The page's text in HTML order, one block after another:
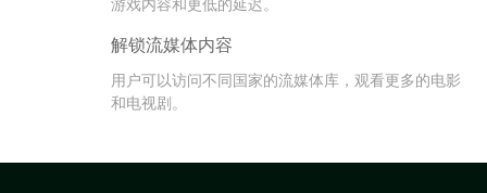
解锁流媒体内容
用户可以访问不同国家的流媒体库，观看更多的电影
和电视剧。